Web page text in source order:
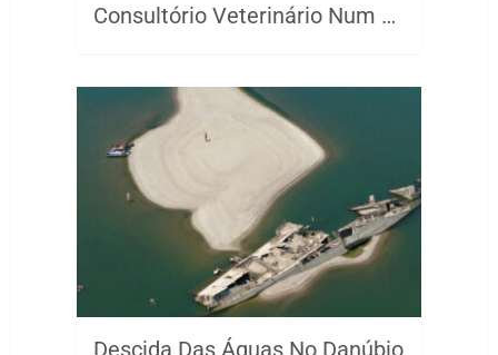
Consultório Veterinário Num …